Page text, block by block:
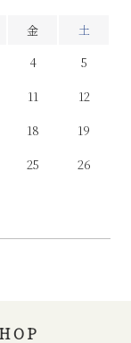
金
土
4
5
11
12
18
19
25
26